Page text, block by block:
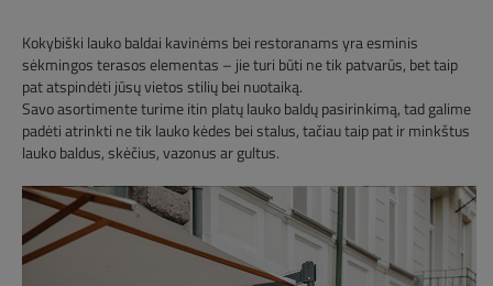
Kokybiški lauko baldai kavinėms bei restoranams yra esminis
sėkmingos terasos elementas – jie turi būti ne tik patvarūs, bet taip
pat atspindėti jūsų vietos stilių bei nuotaiką.
Savo asortimente turime itin platų lauko baldų pasirinkimą, tad galime
padėti atrinkti ne tik lauko kėdes bei stalus, tačiau taip pat ir minkštus
lauko baldus, skėčius, vazonus ar gultus.